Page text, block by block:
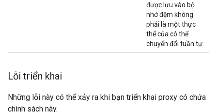
được lưu vào bộ
nhớ đệm không
phải là một thực
thể của có thể
chuyển đổi tuần tự.
Lỗi triển khai
Những lỗi này có thể xảy ra khi bạn triển khai proxy có chứa
chính sách này.